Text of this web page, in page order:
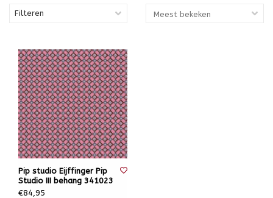
Filteren
Pip studio Eijffinger Pip
Studio III behang 341023
€84,95